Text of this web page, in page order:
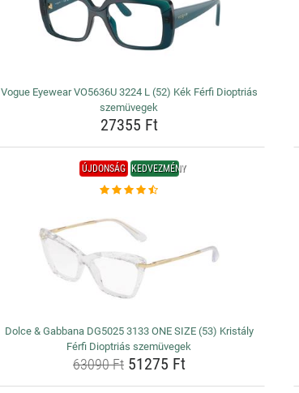
Vogue Eyewear VO5636U 3224 L (52) Kék Férfi Dioptriás
szemüvegek
27355 Ft
ÚJDONSÁG KEDVEZMÉNY
Dolce & Gabbana DG5025 3133 ONE SIZE (53) Kristály
Férfi Dioptriás szemüvegek
63090 Ft51275 Ft